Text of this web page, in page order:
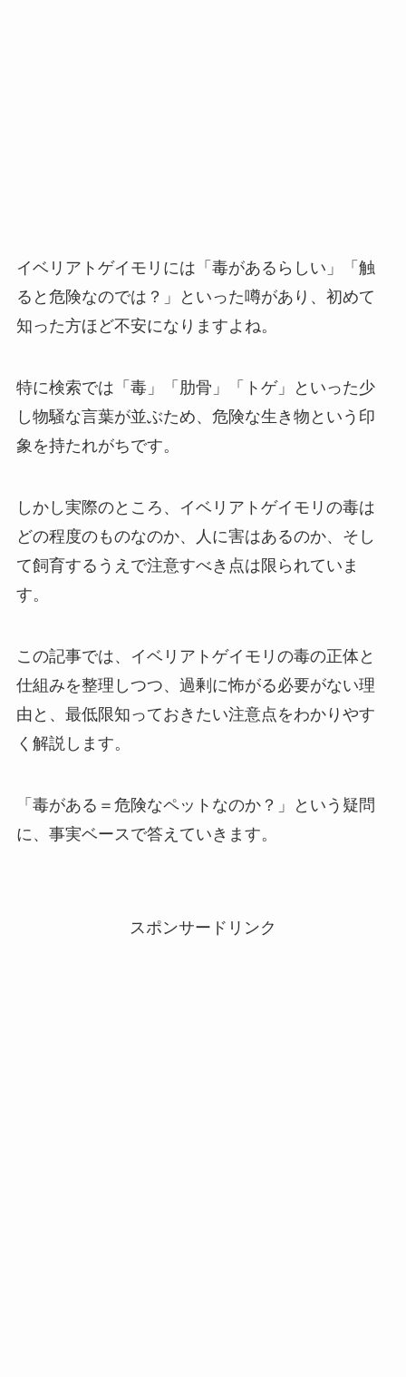
イベリアトゲイモリには「毒があるらしい」「触
ると危険なのでは？」といった噂があり、初めて
知った方ほど不安になりますよね。
特に検索では「毒」「肋骨」「トゲ」といった少
し物騒な言葉が並ぶため、危険な生き物という印
象を持たれがちです。
しかし実際のところ、イベリアトゲイモリの毒は
どの程度のものなのか、人に害はあるのか、そし
て飼育するうえで注意すべき点は限られていま
す。
この記事では、イベリアトゲイモリの毒の正体と
仕組みを整理しつつ、過剰に怖がる必要がない理
由と、最低限知っておきたい注意点をわかりやす
く解説します。
「毒がある＝危険なペットなのか？」という疑問
に、事実ベースで答えていきます。
スポンサードリンク